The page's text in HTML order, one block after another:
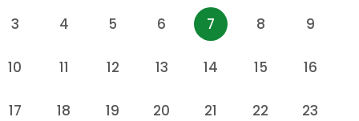
3 4 5 6 7 8 9
10 11 12 13 14 15 16
17 18 19 20 21 22 23